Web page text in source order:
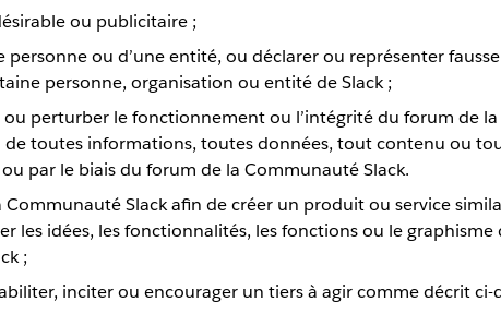
ou publicitaire ;
personne ou d’une entité, ou déclarer ou représenter
personne, organisation ou entité de Slack ;
ou perturber le fonctionnement ou l’intégrité du forum de la
de toutes informations, toutes données, tout contenu ou
par le biais du forum de la Communauté Slack.
Slack afin de créer un produit ou service
les idées, les fonctionnalités, les fonctions ou le graphisme
;
inciter ou encourager un tiers à agir comme décrit ci-